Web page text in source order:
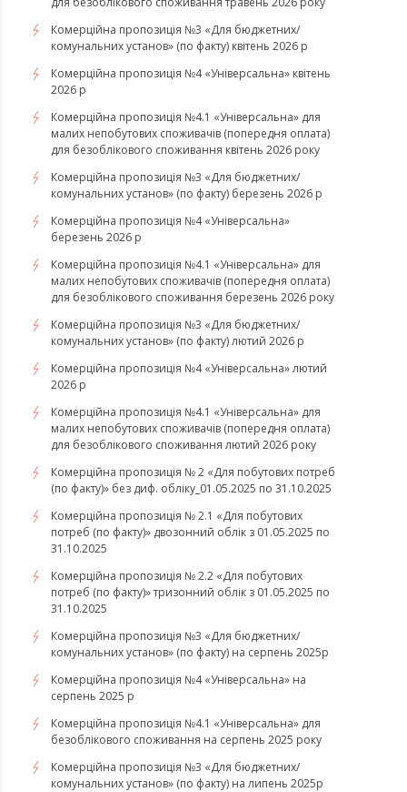
Комерційна пропозиція №3 «Для бюджетних/
комунальних установ» (по факту) квітень 2026 р
Комерційна пропозиція №4 «Універсальна» квітень
2026 р
Комерційна пропозиція №4.1 «Універсальна» для
малих непобутових споживачів (попередня оплата)
для безоблікового споживання квітень 2026 року
Комерційна пропозиція №3 «Для бюджетних/
комунальних установ» (по факту) березень 2026 р
Комерційна пропозиція №4 «Універсальна»
березень 2026 р
Комерційна пропозиція №4.1 «Універсальна» для
малих непобутових споживачів (попередня оплата)
для безоблікового споживання березень 2026 року
Комерційна пропозиція №3 «Для бюджетних/
комунальних установ» (по факту) лютий 2026 р
Комерційна пропозиція №4 «Універсальна» лютий
2026 р
Комерційна пропозиція №4.1 «Універсальна» для
малих непобутових споживачів (попередня оплата)
для безоблікового споживання лютий 2026 року
Комерційна пропозиція № 2 «Для побутових потреб
(по факту)» без диф. обліку_01.05.2025 по 31.10.2025
Комерційна пропозиція № 2.1 «Для побутових
потреб (по факту)» двозонний облік з 01.05.2025 по
31.10.2025
Комерційна пропозиція № 2.2 «Для побутових
потреб (по факту)» тризонний облік з 01.05.2025 по
31.10.2025
Комерційна пропозиція №3 «Для бюджетних/
комунальних установ» (по факту) на серпень 2025р
Комерційна пропозиція №4 «Універсальна» на
серпень 2025 р
Комерційна пропозиція №4.1 «Універсальна» для
безоблікового споживання на серпень 2025 року
Комерційна пропозиція №3 «Для бюджетних/
комунальних установ» (по факту) на липень 2025р